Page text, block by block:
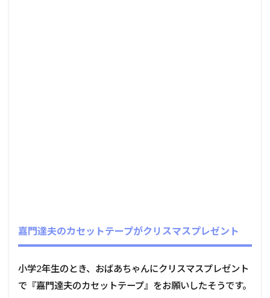
嘉門達夫のカセットテープがクリスマスプレゼント
小学2年生のとき、おばあちゃんにクリスマスプレゼント
で『嘉門達夫のカセットテープ』をお願いしたそうです。